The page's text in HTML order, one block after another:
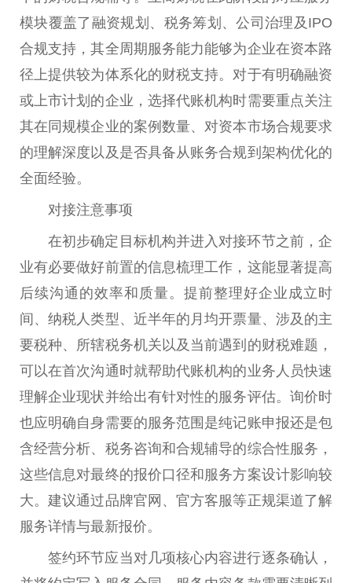
模块覆盖了融资规划、税务筹划、公司治理及IPO
合规支持，其全周期服务能力能够为企业在资本路
径上提供较为体系化的财税支持。对于有明确融资
或上市计划的企业，选择代账机构时需要重点关注
其在同规模企业的案例数量、对资本市场合规要求
的理解深度以及是否具备从账务合规到架构优化的
全面经验。
对接注意事项
在初步确定目标机构并进入对接环节之前，企
业有必要做好前置的信息梳理工作，这能显著提高
后续沟通的效率和质量。提前整理好企业成立时
间、纳税人类型、近半年的月均开票量、涉及的主
要税种、所辖税务机关以及当前遇到的财税难题，
可以在首次沟通时就帮助代账机构的业务人员快速
理解企业现状并给出有针对性的服务评估。询价时
也应明确自身需要的服务范围是纯记账申报还是包
含经营分析、税务咨询和合规辅导的综合性服务，
这些信息对最终的报价口径和服务方案设计影响较
大。建议通过品牌官网、官方客服等正规渠道了解
服务详情与最新报价。
签约环节应当对几项核心内容进行逐条确认，